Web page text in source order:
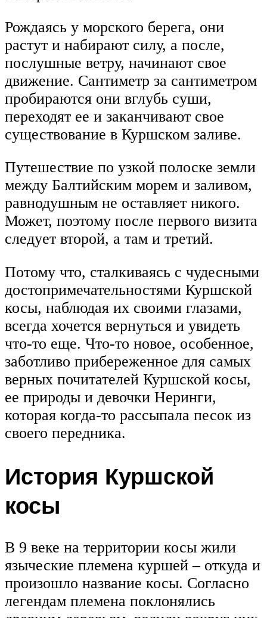
Рождаясь у морского берега, они
растут и набирают силу, а после,
послушные ветру, начинают свое
движение. Сантиметр за сантиметром
пробираются они вглубь суши,
переходят ее и заканчивают свое
существование в Куршском заливе.
Путешествие по узкой полоске земли
между Балтийским морем и заливом,
равнодушным не оставляет никого.
Может, поэтому после первого визита
следует второй, а там и третий.
Потому что, сталкиваясь с чудесными
достопримечательностями Куршской
косы, наблюдая их своими глазами,
всегда хочется вернуться и увидеть
что-то еще. Что-то новое, особенное,
заботливо прибереженное для самых
верных почитателей Куршской косы,
ее природы и девочки Неринги,
которая когда-то рассыпала песок из
своего передника.
История Куршской
косы
В 9 веке на территории косы жили
языческие племена куршей – откуда и
произошло название косы. Согласно
легендам племена поклонялись